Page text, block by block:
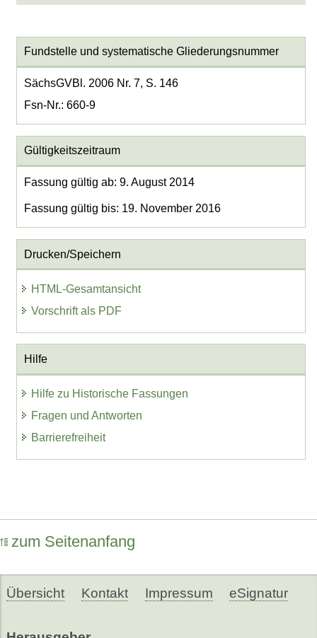
Fundstelle und systematische Gliederungsnummer
SächsGVBl. 2006 Nr. 7, S. 146
Fsn-Nr.: 660-9
Gültigkeitszeitraum
Fassung gültig ab: 9. August 2014
Fassung gültig bis: 19. November 2016
Drucken/Speichern
HTML-Gesamtansicht
Vorschrift als PDF
Hilfe
Hilfe zu Historische Fassungen
Fragen und Antworten
Barrierefreiheit
zum Seitenanfang
Übersicht Kontakt Impressum eSignatur